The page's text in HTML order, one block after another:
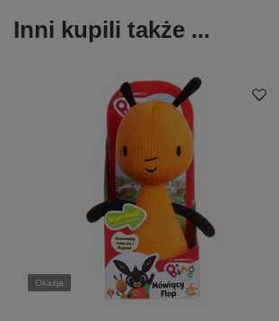
Inni kupili także ...
Okazja